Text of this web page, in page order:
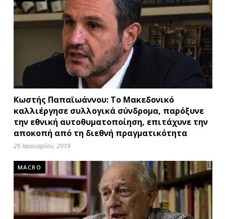
Κωστής Παπαϊωάννου: Το Μακεδονικό
καλλιέργησε συλλογικά σύνδρομα, παρόξυνε
την εθνική αυτοθυματοποίηση, επιτάχυνε την
αποκοπή από τη διεθνή πραγματικότητα
26 Ιανουαρίου, 2019
MACRO